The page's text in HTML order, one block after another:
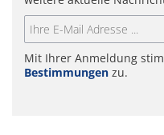
Mit Ihrer Anmeldung
Bestimmungen zu.